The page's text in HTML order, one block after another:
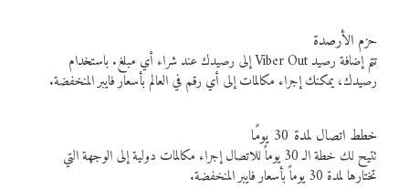
حزم الأرصدة
تتم إضافة رصيد Viber Out إلى رصيدك عند شراء أي مبلغ. باستخدام
رصيدك، يمكنك إجراء مكالمات إلى أي رقم في العالم بأسعار فايبر المنخفضة.
خطط اتصال لمدة 30 يومًا
تتيح لك خطة الـ 30 يوماً للاتصال إجراء مكالمات دولية إلى الوجهة التي
تختارها لمدة 30 يوماً بأسعار فايبر المنخفضة.